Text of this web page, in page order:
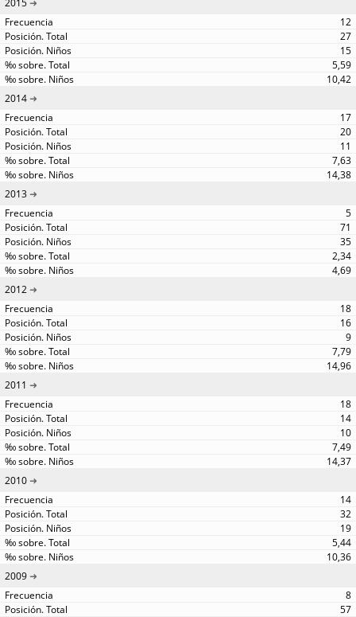
2015
12
27
15
5,59
10,42
2014
17
20
11
7,63
14,38
2013
5
71
35
2,34
4,69
2012
18
16
9
7,79
14,96
2011
18
14
10
7,49
14,37
2010
14
32
19
5,44
10,36
2009
8
57